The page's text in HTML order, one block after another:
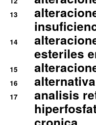
13
14
esteriles
15
16
17
analisis